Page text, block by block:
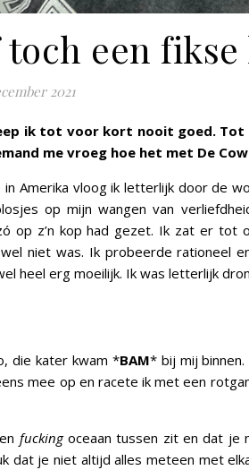
een fikse
2021
ik tot voor kort nooit goed. Tot
me vroeg hoe het met De
Amerika vloog ik letterlijk door de
op mijn wangen van
op z’n kop had gezet. Ik zat er tot
niet was. Ik probeerde rationeel
heel erg moeilijk. Ik was letterlijk
die kater kwam *BAM* bij mij
mee op en racete ik met een
fuckingoceaan tussen zit en dat je
dat je niet altijd alles meteen met